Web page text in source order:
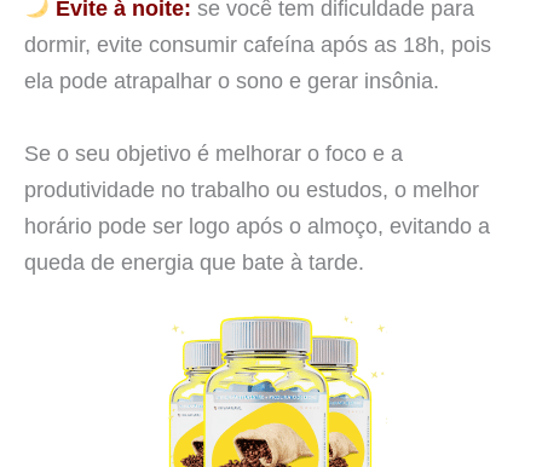
Evite à noite: se você tem dificuldade para
dormir, evite consumir cafeína após as 18h, pois
ela pode atrapalhar o sono e gerar insônia.
Se o seu objetivo é melhorar o foco e a
produtividade no trabalho ou estudos, o melhor
horário pode ser logo após o almoço, evitando a
queda de energia que bate à tarde.